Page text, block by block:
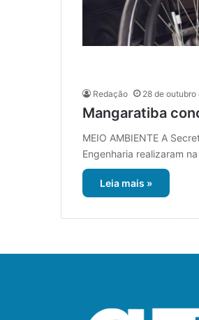
Redação 28 de outubro
Mangaratiba
MEIO AMBIENTE A
Engenharia realizaram
Leia mais »